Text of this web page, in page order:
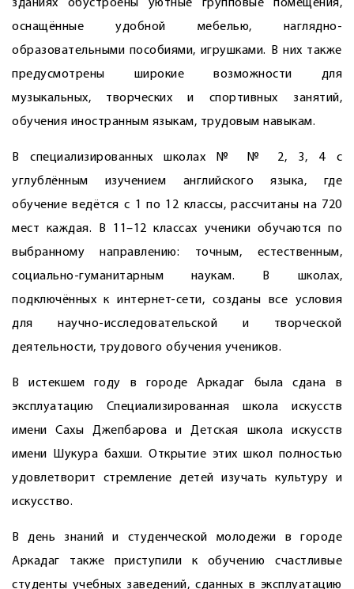
зданиях обустроены уютные групповые помещения,
оснащённые удобной мебелью, наглядно-
образовательными пособиями, игрушками. В них также
предусмотрены широкие возможности для
музыкальных, творческих и спортивных занятий,
обучения иностранным языкам, трудовым навыкам.
В специализированных школах № № 2, 3, 4 с
углублённым изучением английского языка, где
обучение ведётся с 1 по 12 классы, рассчитаны на 720
мест каждая. В 11–12 классах ученики обучаются по
выбранному направлению: точным, естественным,
социально-гуманитарным наукам. В школах,
подключённых к интернет-сети, созданы все условия
для научно-исследовательской и творческой
деятельности, трудового обучения учеников.
В истекшем году в городе Аркадаг была сдана в
эксплуатацию Специализированная школа искусств
имени Сахы Джепбарова и Детская школа искусств
имени Шукура бахши. Открытие этих школ полностью
удовлетворит стремление детей изучать культуру и
искусство.
В день знаний и студенческой молодежи в городе
Аркадаг также приступили к обучению счастливые
студенты учебных заведений, сданных в эксплуатацию